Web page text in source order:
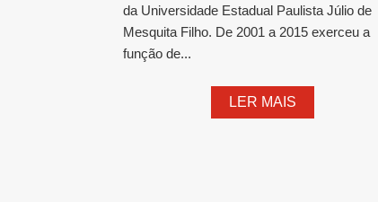
da Universidade Estadual Paulista Júlio de
Mesquita Filho. De 2001 a 2015 exerceu a
função de...
LER MAIS